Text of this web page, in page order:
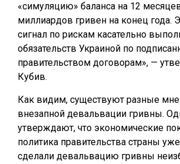
«симуляцию» баланса на 12
миллиардов гривен на конец года.
сигнал по рискам касательно
обязательств Украиной по
правительством договорам», —
Кубив.
Как видим, существуют разные
внезапной девальвации гривны.
утверждают, что экономические
политика правительства страны
сделали девальвацию гривны